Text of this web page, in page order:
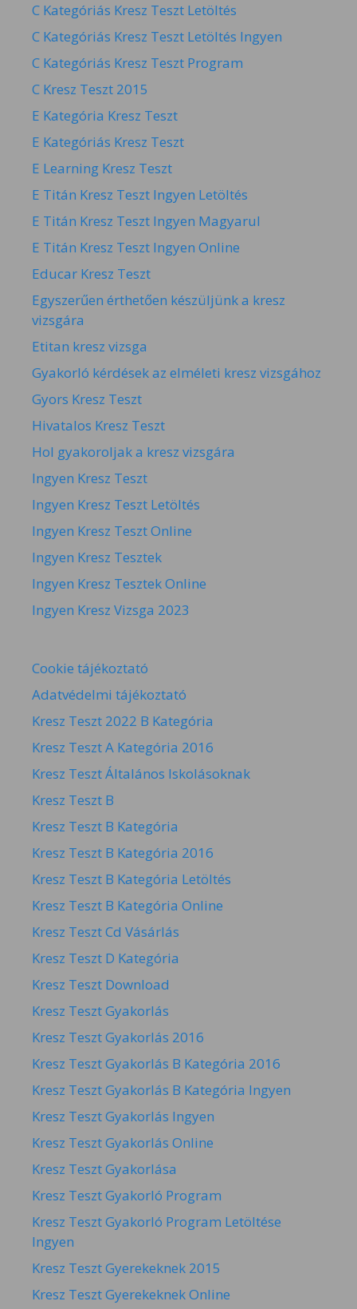
C Kategóriás Kresz Teszt Letöltés
C Kategóriás Kresz Teszt Letöltés Ingyen
C Kategóriás Kresz Teszt Program
C Kresz Teszt 2015
E Kategória Kresz Teszt
E Kategóriás Kresz Teszt
E Learning Kresz Teszt
E Titán Kresz Teszt Ingyen Letöltés
E Titán Kresz Teszt Ingyen Magyarul
E Titán Kresz Teszt Ingyen Online
Educar Kresz Teszt
Egyszerűen érthetően készüljünk a kresz
vizsgára
Etitan kresz vizsga
Gyakorló kérdések az elméleti kresz vizsgához
Gyors Kresz Teszt
Hivatalos Kresz Teszt
Hol gyakoroljak a kresz vizsgára
Ingyen Kresz Teszt
Ingyen Kresz Teszt Letöltés
Ingyen Kresz Teszt Online
Ingyen Kresz Tesztek
Ingyen Kresz Tesztek Online
Ingyen Kresz Vizsga 2023
Cookie tájékoztató
Adatvédelmi tájékoztató
Kresz Teszt 2022 B Kategória
Kresz Teszt A Kategória 2016
Kresz Teszt Általános Iskolásoknak
Kresz Teszt B
Kresz Teszt B Kategória
Kresz Teszt B Kategória 2016
Kresz Teszt B Kategória Letöltés
Kresz Teszt B Kategória Online
Kresz Teszt Cd Vásárlás
Kresz Teszt D Kategória
Kresz Teszt Download
Kresz Teszt Gyakorlás
Kresz Teszt Gyakorlás 2016
Kresz Teszt Gyakorlás B Kategória 2016
Kresz Teszt Gyakorlás B Kategória Ingyen
Kresz Teszt Gyakorlás Ingyen
Kresz Teszt Gyakorlás Online
Kresz Teszt Gyakorlása
Kresz Teszt Gyakorló Program
Kresz Teszt Gyakorló Program Letöltése
Ingyen
Kresz Teszt Gyerekeknek 2015
Kresz Teszt Gyerekeknek Online